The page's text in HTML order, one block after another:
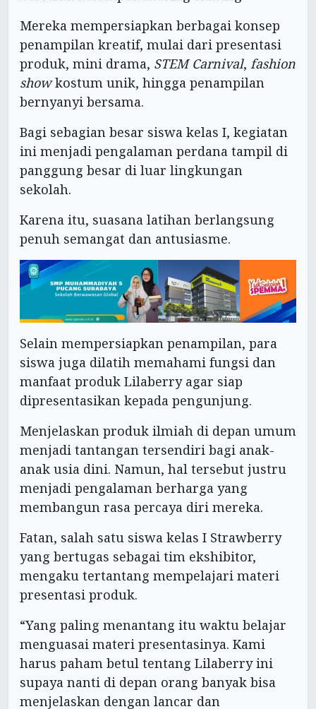
Mereka mempersiapkan berbagai konsep
penampilan kreatif, mulai dari presentasi
produk, mini drama, STEM Carnival, fashion
showkostum unik, hingga penampilan
bernyanyi bersama.
Bagi sebagian besar siswa kelas I, kegiatan
ini menjadi pengalaman perdana tampil di
panggung besar di luar lingkungan
sekolah.
Karena itu, suasana latihan berlangsung
penuh semangat dan antusiasme.
Selain mempersiapkan penampilan, para
siswa juga dilatih memahami fungsi dan
manfaat produk Lilaberry agar siap
dipresentasikan kepada pengunjung.
Menjelaskan produk ilmiah di depan umum
menjadi tantangan tersendiri bagi anak-
anak usia dini. Namun, hal tersebut justru
menjadi pengalaman berharga yang
membangun rasa percaya diri mereka.
Fatan, salah satu siswa kelas I Strawberry
yang bertugas sebagai tim ekshibitor,
mengaku tertantang mempelajari materi
presentasi produk.
“Yang paling menantang itu waktu belajar
menguasai materi presentasinya. Kami
harus paham betul tentang Lilaberry ini
supaya nanti di depan orang banyak bisa
menjelaskan dengan lancar dan